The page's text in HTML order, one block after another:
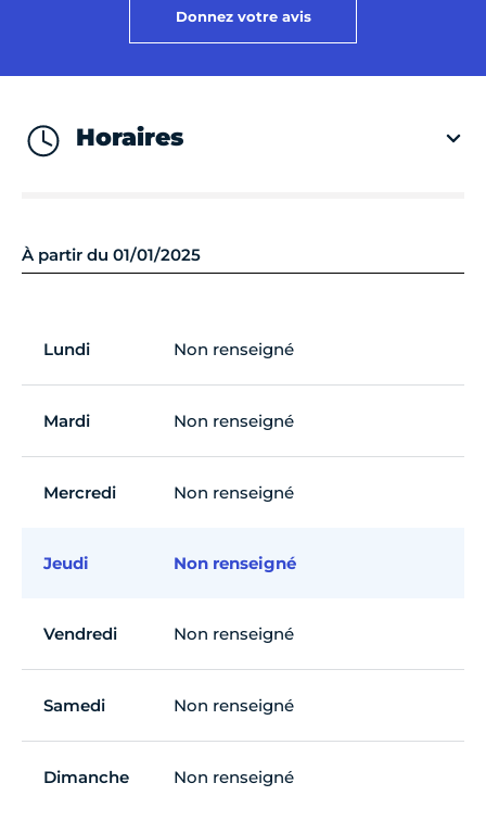
Donnez votre avis
Horaires
À partir du 01/01/2025
Lundi Non renseigné
Mardi Non renseigné
Mercredi Non renseigné
Jeudi Non renseigné
Vendredi Non renseigné
Samedi Non renseigné
Dimanche Non renseigné